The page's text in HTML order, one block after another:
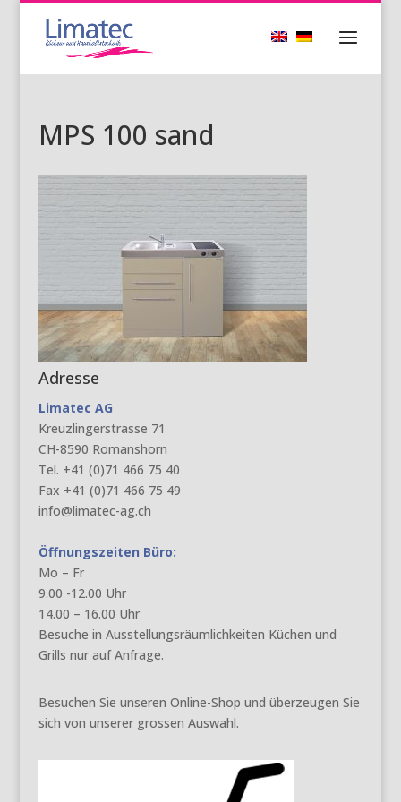
MPS 100 sand
Adresse
Limatec AG
Kreuzlingerstrasse 71
CH-8590 Romanshorn
Tel. +41 (0)71 466 75 40
Fax +41 (0)71 466 75 49
info@limatec-ag.ch
Öffnungszeiten Büro:
Mo – Fr
9.00 -12.00 Uhr
14.00 – 16.00 Uhr
Besuche in Ausstellungsräumlichkeiten Küchen und
Grills nur auf Anfrage.
Besuchen Sie unseren Online-Shop und überzeugen Sie
sich von unserer grossen Auswahl.